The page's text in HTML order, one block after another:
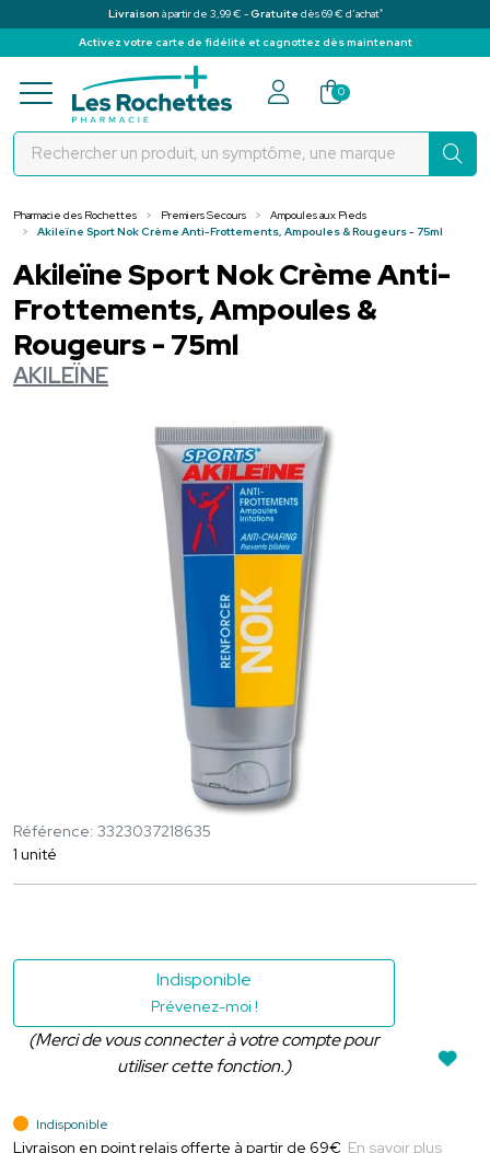
Livraison à partir de 3,99 € -Gratuite dès 69 € d’achat*
Activez votre carte de fidélité et cagnottez dès maintenant
Pharmacie des Rochettes Votre
0
Pharmacie des Rochettes Premiers Secours
Ampoules aux Pieds
Akileïne Sport Nok Crème Anti-Frottements, Ampoules & Rougeurs - 75ml
Akileïne Sport Nok Crème Anti-
Frottements, Ampoules &
Rougeurs - 75ml
AKILEÏNE
Référence: 3323037218635
1 unité
Indisponible
Prévenez-moi !
(Merci de vous connecter à votre compte pour
utiliser cette fonction.)
Indisponible
Livraison en point relais offerte à partir de 69€ En savoir plus